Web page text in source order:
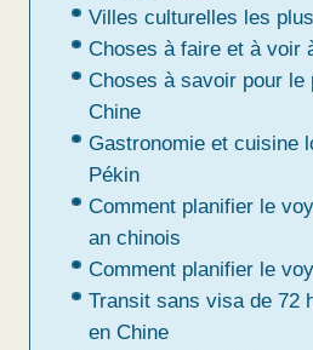
Villes culturelles les
Choses à faire et à voir
Choses à savoir pour le
Chine
Gastronomie et cuisine
Pékin
Comment planifier le
an chinois
Comment planifier le
Transit sans visa de 72
en Chine